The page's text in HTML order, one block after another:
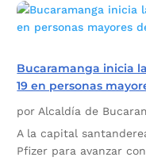
Bucaramanga inicia
19 en personas
por Alcaldía de
A la capital
Pfizer para avanzar